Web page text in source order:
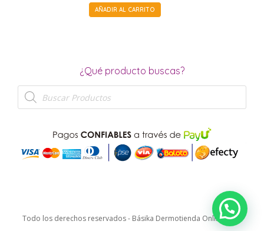
AÑADIR AL CARRITO
¿Qué producto buscas?
Búsqueda
de
productos
Todo los derechos reservados - Básika Dermotienda Online 2026